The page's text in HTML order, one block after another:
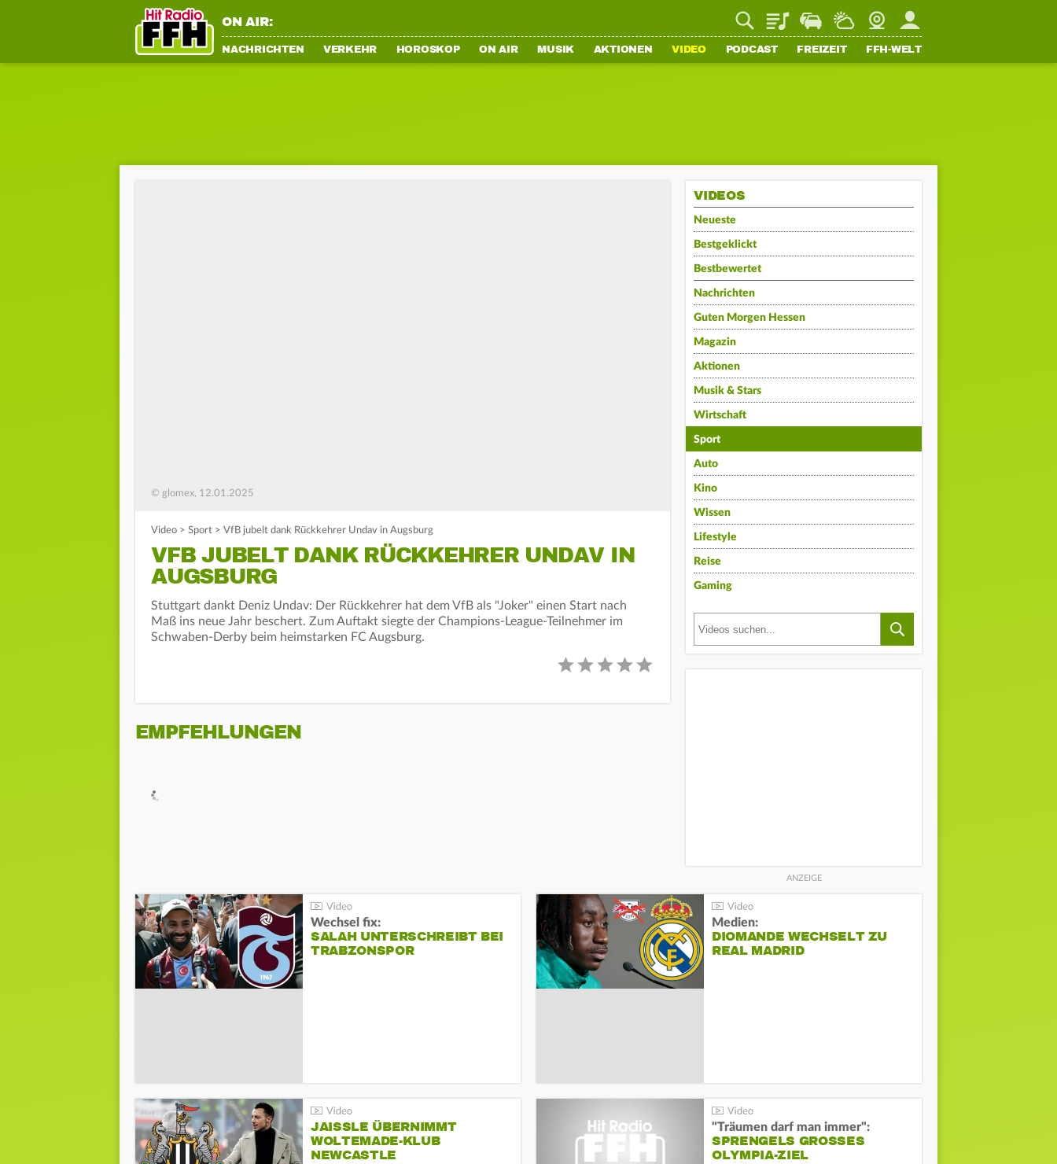
ON AIR: PlaylistStaupilotWetterWebcamMein FFH
NACHRICHTEN VERKEHR HOROSKOP ON AIR MUSIK AKTIONEN VIDEO PODCAST FREIZEIT FFH-WELT
© glomex, 12.01.2025
Video > Sport > VfB jubelt dank Rückkehrer Undav in Augsburg
VFB JUBELT DANK RÜCKKEHRER UNDAV IN
AUGSBURG
Stuttgart dankt Deniz Undav: Der Rückkehrer hat dem VfB als "Joker" einen Start nach
Maß ins neue Jahr beschert. Zum Auftakt siegte der Champions-League-Teilnehmer im
Schwaben-Derby beim heimstarken FC Augsburg.
EMPFEHLUNGEN
VIDEOS
Neueste
Bestgeklickt
Bestbewertet
Nachrichten
Guten Morgen Hessen
Magazin
Aktionen
Musik & Stars
Wirtschaft
Sport
Auto
Kino
Wissen
Lifestyle
Reise
Gaming
Wechsel fix:
SALAH UNTERSCHREIBT BEI
TRABZONSPOR
Medien:
DIOMANDE WECHSELT ZU
REAL MADRID
JAISSLE ÜBERNIMMT
WOLTEMADE-KLUB
NEWCASTLE
"Träumen darf man immer":
SPRENGELS GROSSES O
LYMPIA-ZIEL